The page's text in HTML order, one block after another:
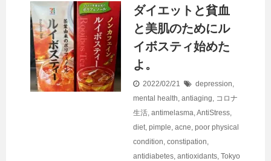
ダイエットと貧血
と美肌のためにル
イボスティ始めた
よ。
2022/02/21
depression,
mental health, antiaging, コロナ
生活, antimelasma,AntiStress,
diet, pimple, acne, poor physical
condition, constipation,
antidiabetes, antioxidants, Tokyo